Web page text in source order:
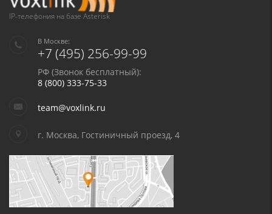
IP-телефония на базе Asterisk
В Москве:
+7 (495) 256-99-99
РФ (Звонок бесплатный):
8 (800) 333-75-33
team@voxlink.ru
г. Москва, Гостиничный проезд, 4